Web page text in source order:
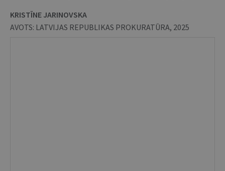
KRISTĪNE JARINOVSKA
AVOTS: LATVIJAS REPUBLIKAS PROKURATŪRA, 2025